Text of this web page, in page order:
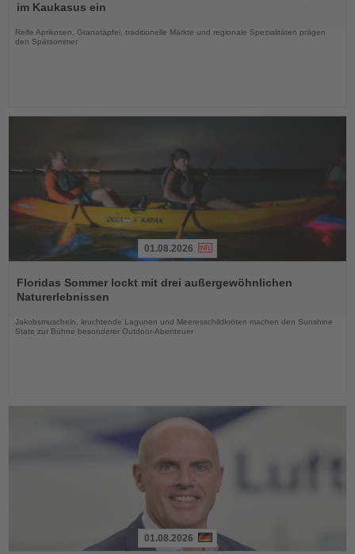
dieim Kaukasus ein
Reife Aprikosen, Granatäpfel, traditionelle Märkte und regionale Spezialitäten prägen
den Spätsommer
Sie
die
01.08.2026
Floridas Sommer lockt mit drei außergewöhnlichen
Naturerlebnissen
Jakobsmuscheln, leuchtende Lagunen und Meeresschildkröten machen den Sunshine
State zur Bühne besonderer Outdoor-Abenteuer
01.08.2026